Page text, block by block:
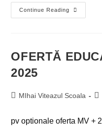
Continue Reading
OFERTĂ
2025
MIhai Viteazul Scoala
pv optionale oferta MV +